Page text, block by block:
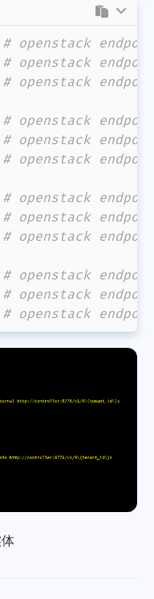
# openstack
# openstack
# openstack
# openstack
# openstack
# openstack
# openstack
# openstack
# openstack
# openstack
# openstack
# openstack